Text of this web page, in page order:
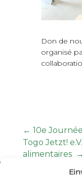
Don de
organisé
← 10e
Togo Jetzt!
alimentaires →